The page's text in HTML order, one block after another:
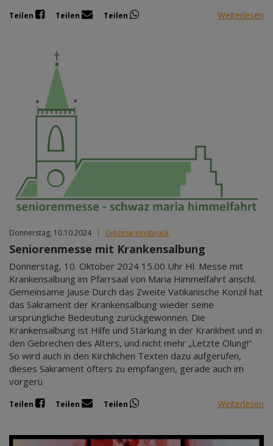
Teilen Teilen Teilen Weiterlesen
Donnerstag, 10.10.2024 | Diözese Innsbruck
Seniorenmesse mit Krankensalbung
Donnerstag, 10. Oktober 2024 15.00 Uhr Hl. Messe mit
Krankensalbung im Pfarrsaal von Maria Himmelfahrt anschl.
Gemeinsame Jause Durch das Zweite Vatikanische Konzil hat
das Sakrament der Krankensalbung wieder seine
ursprüngliche Bedeutung zurückgewonnen. Die
Krankensalbung ist Hilfe und Stärkung in der Krankheit und in
den Gebrechen des Alters, und nicht mehr „Letzte Ölung!“
So wird auch in den Kirchlichen Texten dazu aufgerufen,
dieses Sakrament öfters zu empfangen, gerade auch im
vorgerü
Teilen Teilen Teilen Weiterlesen